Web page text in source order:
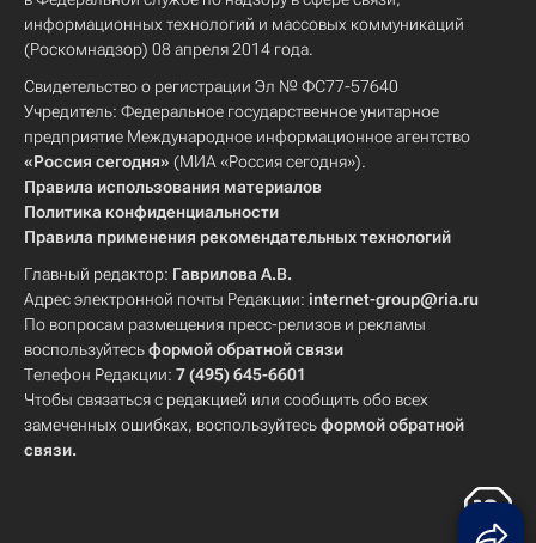
информационных технологий и массовых коммуникаций
(Роскомнадзор) 08 апреля 2014 года.
Свидетельство о регистрации Эл № ФС77-57640
Учредитель: Федеральное государственное унитарное
предприятие Международное информационное агентство
«Россия сегодня» (МИА «Россия сегодня»).
Правила использования материалов
Политика конфиденциальности
Правила применения рекомендательных технологий
Главный редактор: Гаврилова А.В.
Адрес электронной почты Редакции: internet-group@ria.ru
По вопросам размещения пресс-релизов и рекламы
воспользуйтесьформой обратной связи
Телефон Редакции: 7 (495) 645-6601
Чтобы связаться с редакцией или сообщить обо всех
замеченных ошибках, воспользуйтесьформой обратной
связи.